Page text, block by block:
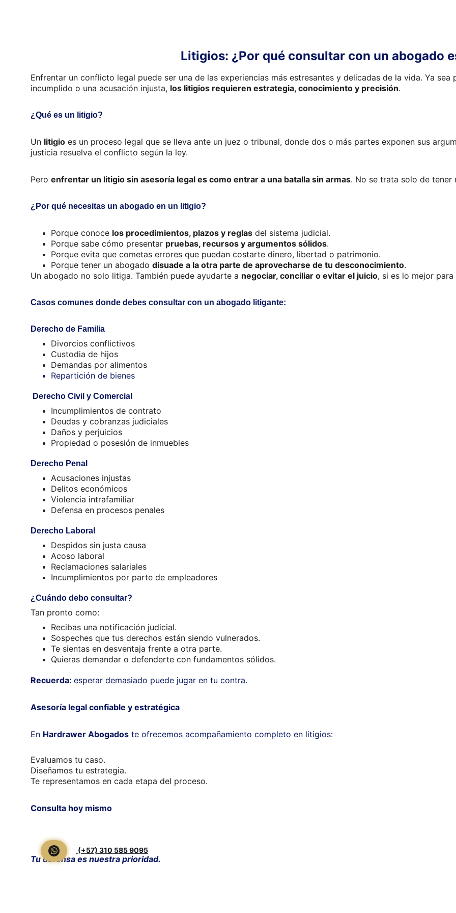
Enfrentar un conflicto legal puede ser una de las experiencias más estresantes y delicadas de la vida. Ya
incumplido o una acusación injusta, los litigios requieren estrategia, conocimiento y precisión.
¿Qué es un litigio?
Un litigio es un proceso legal que se lleva ante un juez o tribunal, donde dos o más partes exponen sus
justicia resuelva el conflicto según la ley.
Pero enfrentar un litigio sin asesoría legal es como entrar a una batalla sin armas. No se trata solo de
¿Por qué necesitas un abogado en un litigio?
Porque conoce los procedimientos, plazos y reglas del sistema judicial.
Porque sabe cómo presentar pruebas, recursos y argumentos sólidos.
Porque evita que cometas errores que puedan costarte dinero, libertad o patrimonio.
Porque tener un abogado disuade a la otra parte de aprovecharse de tu desconocimiento.
Un abogado no solo litiga. También puede ayudarte a negociar, conciliar o evitar el juicio, si es lo mejor para
Casos comunes donde debes consultar con un abogado litigante:
Derecho de Familia
Divorcios conflictivos
Custodia de hijos
Demandas por alimentos
Repartición de bienes
Derecho Civil y Comercial
Incumplimientos de contrato
Deudas y cobranzas judiciales
Daños y perjuicios
Propiedad o posesión de inmuebles
Derecho Penal
Acusaciones injustas
Delitos económicos
Violencia intrafamiliar
Defensa en procesos penales
Derecho Laboral
Despidos sin justa causa
Acoso laboral
Reclamaciones salariales
Incumplimientos por parte de empleadores
¿Cuándo debo consultar?
Tan pronto como:
Recibas una notificación judicial.
Sospeches que tus derechos están siendo vulnerados.
Te sientas en desventaja frente a otra parte.
Quieras demandar o defenderte con fundamentos sólidos.
Recuerda: esperar demasiado puede jugar en tu contra.
Asesoría legal confiable y estratégica
En Hardrawer Abogados te ofrecemos acompañamiento completo en litigios:
Evaluamos tu caso.
Diseñamos tu estrategia.
Te representamos en cada etapa del proceso.
Consulta hoy mismo
Tu defensa es nuestra prioridad.
(+57) 310 585 9095
Litigios: ¿Por qué consultar con un abogado